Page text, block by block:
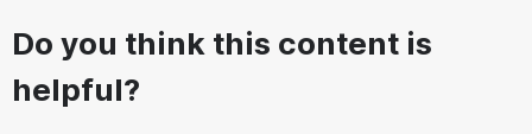
Do you think this content is
helpful?